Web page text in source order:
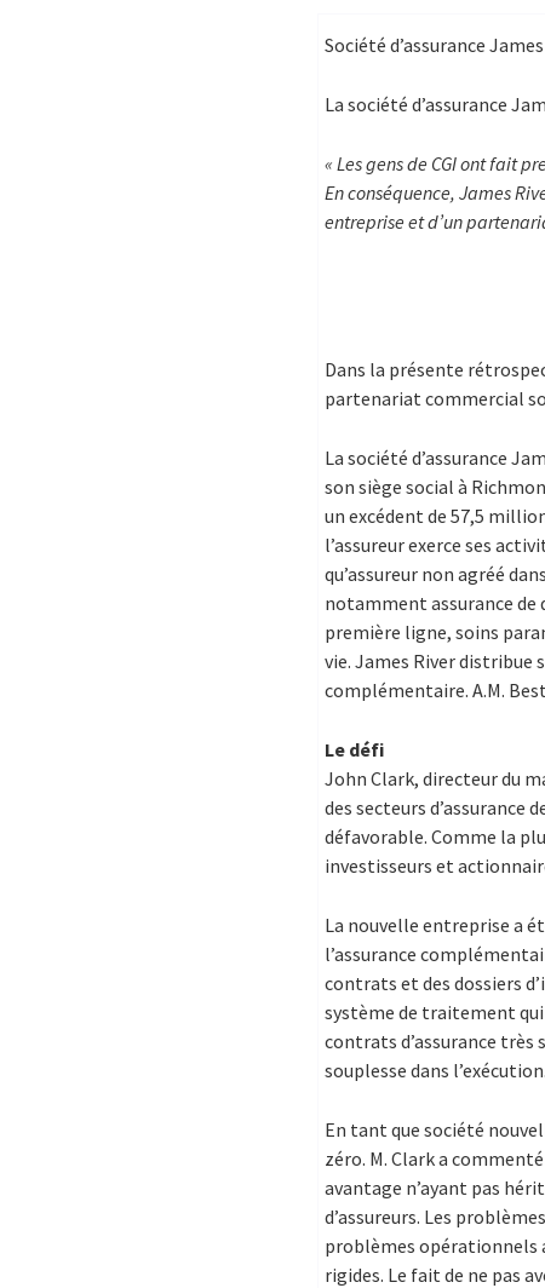
Société d’assurance
La société d’assurance
« Les gens de CGI ont fait
En conséquence, James
entreprise et d’un
Dans la présente
partenariat commercial
La société d’assurance
son siège social à
un excédent de 57,5
l’assureur exerce ses
qu’assureur non agréé
notamment assurance de
première ligne, soins
vie. James River distribue
complémentaire. A.M.
Le défi
John Clark, directeur du
des secteurs
défavorable. Comme la
investisseurs et
La nouvelle entreprise a
l’assurance
contrats et des dossiers
système de traitement
contrats d’assurance
souplesse dans l’exécution.
En tant que société
zéro. M. Clark a
avantage n’ayant pas
d’assureurs. Les
problèmes opérationnels
rigides. Le fait de ne pas